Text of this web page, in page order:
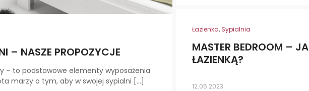
– NASZE PROPOZYCJE
– to podstawowe elementy wyposażenia
marzy o tym, aby w swojej sypialni […]
Łazienka, Sypialnia
MASTER BEDROOM –
ŁAZIENKĄ?
12.05.2023